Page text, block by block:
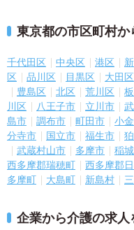
東京都の市区町村
千代田区 中央区 港区
区
品川区 目黒区 大田区
豊島区
北区 荒川区
川区
八王子市 立川市
島市
調布市 町田市 小
分寺市
国立市 福生市
武蔵村山市
多摩市 稲
西多摩郡瑞穂町
西多摩郡
多摩町
大島町 新島村
企業から介護の求人